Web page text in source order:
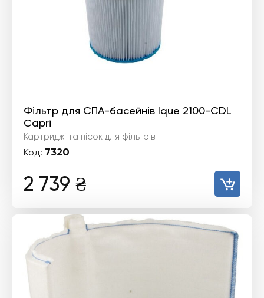
Фільтр для СПА-басейнів Ique 2100-CDL
Capri
Картриджі та пісок для фільтрів
Код: 7320
2 739 ₴